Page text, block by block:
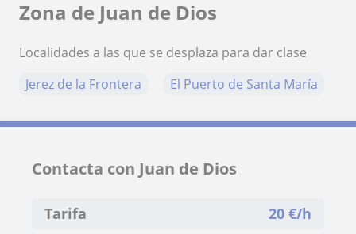
Zona de Juan de Dios
Localidades a las que se desplaza para dar clase
Jerez de la Frontera
El Puerto de Santa María
Contacta con Juan de Dios
Tarifa 20 €/h